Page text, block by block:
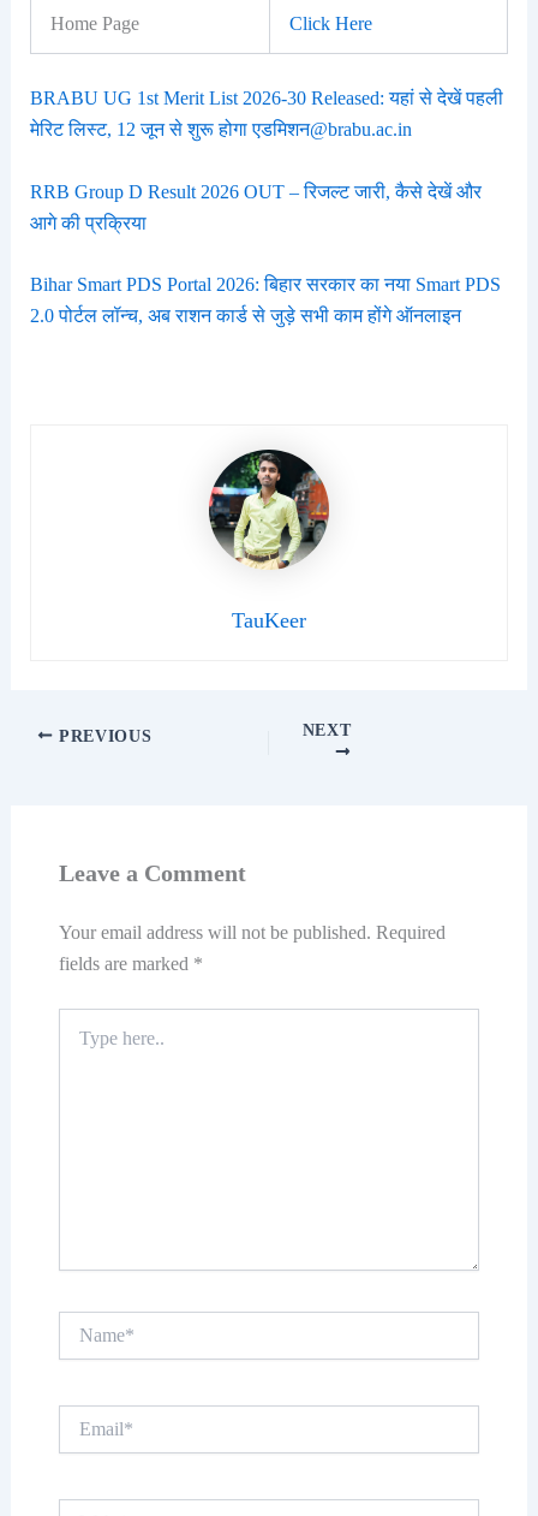
Home Page Click Here
BRABU UG 1st Merit List 2026-30 Released: यहां से देखें पहली
मेरिट लिस्ट, 12 जून से शुरू होगा एडमिशन@brabu.ac.in
RRB Group D Result 2026 OUT – रिजल्ट जारी, कैसे देखें और
आगे की प्रक्रिया
Bihar Smart PDS Portal 2026: बिहार सरकार का नया Smart PDS
2.0 पोर्टल लॉन्च, अब राशन कार्ड से जुड़े सभी काम होंगे ऑनलाइन
TauKeer
PREVIOUS NEXT
Leave a Comment
Your email address will not be published. Required
fields are marked *
here..